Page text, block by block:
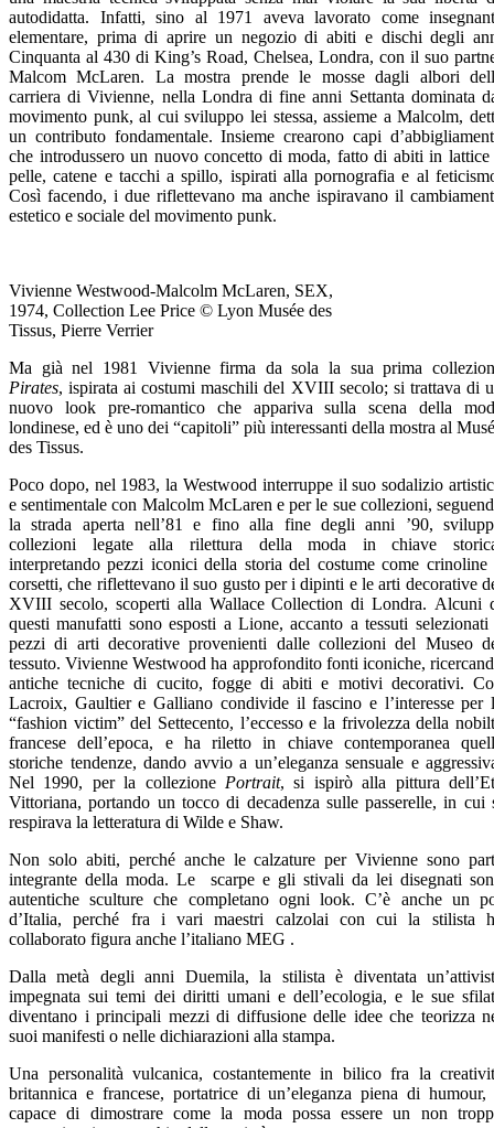
autodidatta. Infatti, sino al 1971 aveva lavorato come
elementare, prima di aprire un negozio di abiti e dischi degli
Cinquanta al 430 di King’s Road, Chelsea, Londra, con il suo
Malcom McLaren. La mostra prende le mosse dagli albori
carriera di Vivienne, nella Londra di fine anni Settanta dominata
movimento punk, al cui sviluppo lei stessa, assieme a Malcolm,
un contributo fondamentale. Insieme crearono capi
che introdussero un nuovo concetto di moda, fatto di abiti in lattice
pelle, catene e tacchi a spillo, ispirati alla pornografia e al
Così facendo, i due riflettevano ma anche ispiravano il
estetico e sociale del movimento punk.
Vivienne Westwood-Malcolm McLaren, SEX,
1974, Collection Lee Price © Lyon Musée des
Tissus, Pierre Verrier
Ma già nel 1981 Vivienne firma da sola la sua prima
Pirates, ispirata ai costumi maschili del XVIII secolo; si trattava di
nuovo look pre-romantico che appariva sulla scena della
londinese, ed è uno dei “capitoli” più interessanti della mostra al
des Tissus.
Poco dopo, nel 1983, la Westwood interruppe il suo sodalizio
e sentimentale con Malcolm McLaren e per le sue collezioni,
la strada aperta nell’81 e fino alla fine degli anni ’90,
collezioni legate alla rilettura della moda in chiave
interpretando pezzi iconici della storia del costume come crinoline
corsetti, che riflettevano il suo gusto per i dipinti e le arti decorative
XVIII secolo, scoperti alla Wallace Collection di Londra. Alcuni
questi manufatti sono esposti a Lione, accanto a tessuti selezionati
pezzi di arti decorative provenienti dalle collezioni del Museo
tessuto. Vivienne Westwood ha approfondito fonti iconiche,
antiche tecniche di cucito, fogge di abiti e motivi decorativi.
Lacroix, Gaultier e Galliano condivide il fascino e l’interesse per
“fashion victim” del Settecento, l’eccesso e la frivolezza della
francese dell’epoca, e ha riletto in chiave contemporanea
storiche tendenze, dando avvio a un’eleganza sensuale e
Nel 1990, per la collezione Portrait, si ispirò alla pittura
Vittoriana, portando un tocco di decadenza sulle passerelle, in cui
respirava la letteratura di Wilde e Shaw.
Non solo abiti, perché anche le calzature per Vivienne sono
integrante della moda. Le scarpe e gli stivali da lei disegnati
autentiche sculture che completano ogni look. C’è anche un
d’Italia, perché fra i vari maestri calzolai con cui la stilista
collaborato figura anche l’italiano MEG .
Dalla metà degli anni Duemila, la stilista è diventata
impegnata sui temi dei diritti umani e dell’ecologia, e le sue
diventano i principali mezzi di diffusione delle idee che teorizza
suoi manifesti o nelle dichiarazioni alla stampa.
Una personalità vulcanica, costantemente in bilico fra la
britannica e francese, portatrice di un’eleganza piena di humour,
capace di dimostrare come la moda possa essere un non